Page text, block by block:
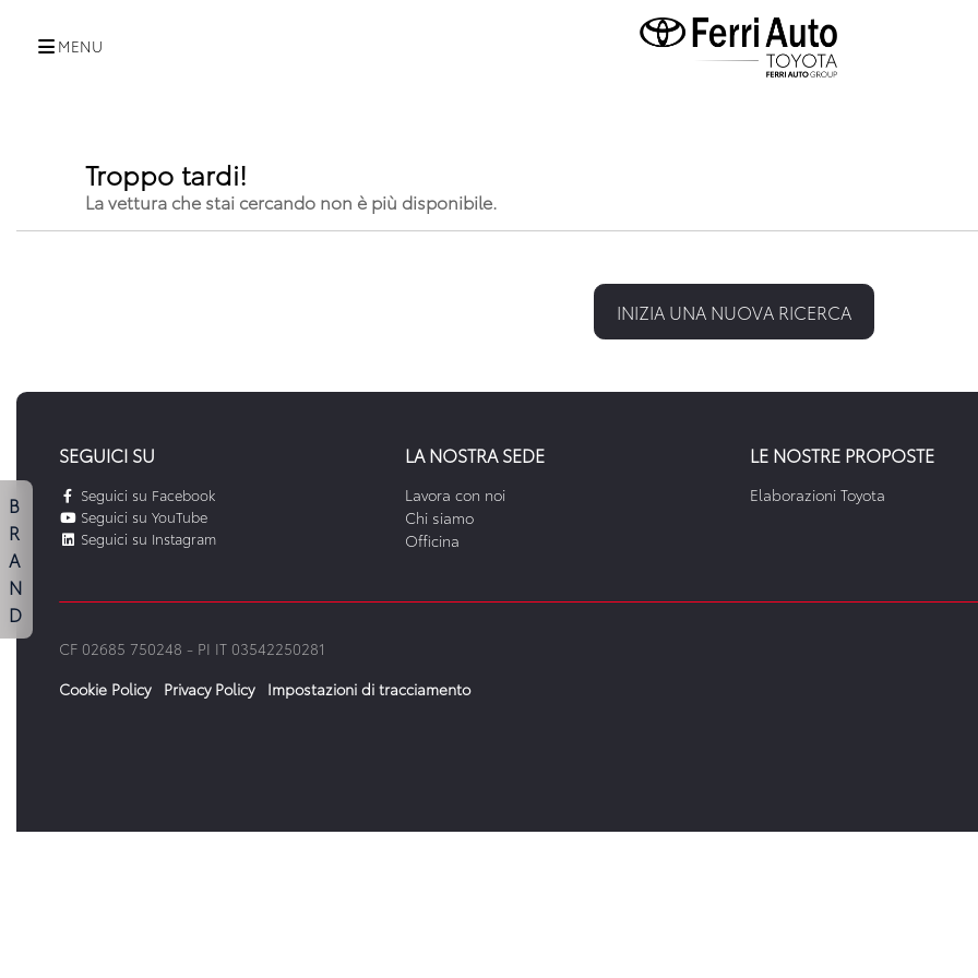
MENU
Troppo tardi!
La vettura che stai cercando non è più disponibile.
INIZIA UNA NUOVA RICERCA
SEGUICI SU
Seguici su Facebook
Seguici su YouTube
Seguici su Instagram
LA NOSTRA SEDE
Lavora con noi
Chi siamo
Officina
LE NOSTRE PROPOSTE
Elaborazioni Toyota
CF 02685 750248 - PI IT 03542250281
Cookie Policy
Privacy Policy Impostazioni di tracciamento
B
R
A
N
D